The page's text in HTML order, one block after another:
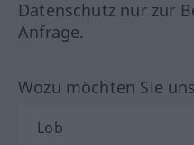
Datenschutz nur zur
Anfrage.
Wozu möchten Sie